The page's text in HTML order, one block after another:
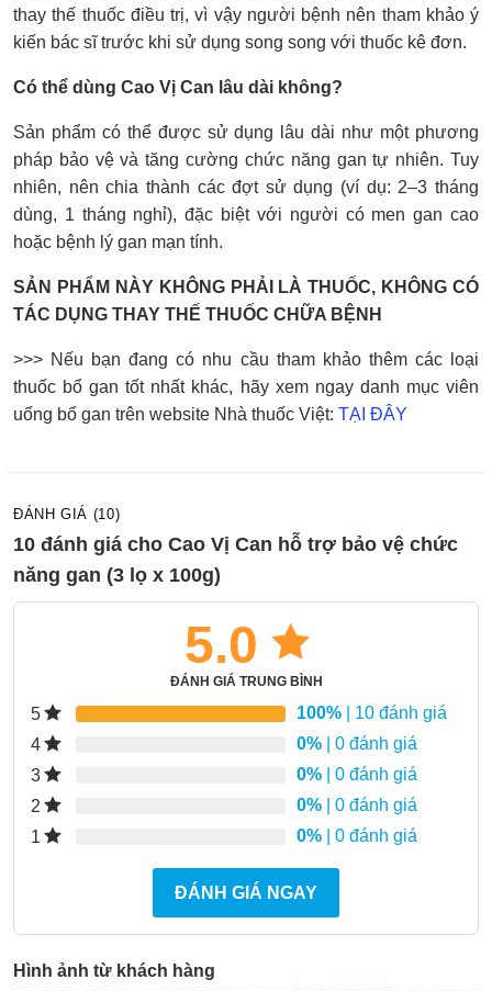
thay thế thuốc điều trị, vì vậy người bệnh nên tham khảo ý
kiến bác sĩ trước khi sử dụng song song với thuốc kê đơn.
Có thể dùng Cao Vị Can lâu dài không?
Sản phẩm có thể được sử dụng lâu dài như một phương
pháp bảo vệ và tăng cường chức năng gan tự nhiên. Tuy
nhiên, nên chia thành các đợt sử dụng (ví dụ: 2–3 tháng
dùng, 1 tháng nghỉ), đặc biệt với người có men gan cao
hoặc bệnh lý gan mạn tính.
SẢN PHẨM NÀY KHÔNG PHẢI LÀ THUỐC, KHÔNG CÓ
TÁC DỤNG THAY THẾ THUỐC CHỮA BỆNH
>>> Nếu bạn đang có nhu cầu tham khảo thêm các loại
thuốc bổ gan tốt nhất khác, hãy xem ngay danh mục viên
uống bổ gan trên website Nhà thuốc Việt: TẠI ĐÂY
ĐÁNH GIÁ (10)
10 đánh giá cho Cao Vị Can hỗ trợ bảo vệ chức
năng gan (3 lọ x 100g)
5.0
ĐÁNH GIÁ TRUNG BÌNH
5 100% | 10 đánh giá
4
0% | 0 đánh giá
3
0% | 0 đánh giá
2
0% | 0 đánh giá
1
0% | 0 đánh giá
ĐÁNH GIÁ NGAY
Hình ảnh từ khách hàng